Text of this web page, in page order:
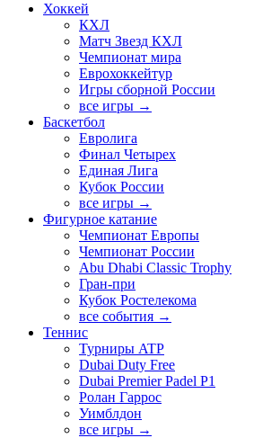
Хоккей
КХЛ
Матч Звезд КХЛ
Чемпионат мира
Еврохоккейтур
Игры сборной России
все игры →
Баскетбол
Евролига
Финал Четырех
Единая Лига
Кубок России
все игры →
Фигурное катание
Чемпионат Европы
Чемпионат России
Abu Dhabi Classic Trophy
Гран-при
Кубок Ростелекома
все события →
Теннис
Турниры ATP
Dubai Duty Free
Dubai Premier Padel P1
Ролан Гаррос
Уимблдон
все игры →